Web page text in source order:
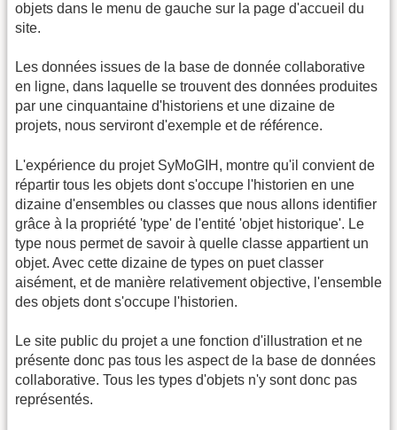
objets dans le menu de gauche sur la page d'accueil du
site.
Les données issues de la base de donnée collaborative
en ligne, dans laquelle se trouvent des données produites
par une cinquantaine d'historiens et une dizaine de
projets, nous serviront d'exemple et de référence.
L'expérience du projet SyMoGIH, montre qu'il convient de
répartir tous les objets dont s'occupe l'historien en une
dizaine d'ensembles ou classes que nous allons identifier
grâce à la propriété 'type' de l'entité 'objet historique'. Le
type nous permet de savoir à quelle classe appartient un
objet. Avec cette dizaine de types on puet classer
aisément, et de manière relativement objective, l'ensemble
des objets dont s'occupe l'historien.
Le site public du projet a une fonction d'illustration et ne
présente donc pas tous les aspect de la base de données
collaborative. Tous les types d'objets n'y sont donc pas
représentés.